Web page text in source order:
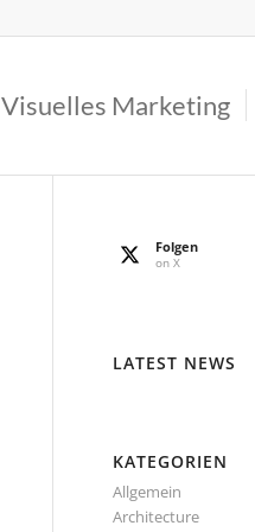
Visuelles Marketing
Folgen
on X
LATEST NEWS
KATEGORIEN
Allgemein
Architecture